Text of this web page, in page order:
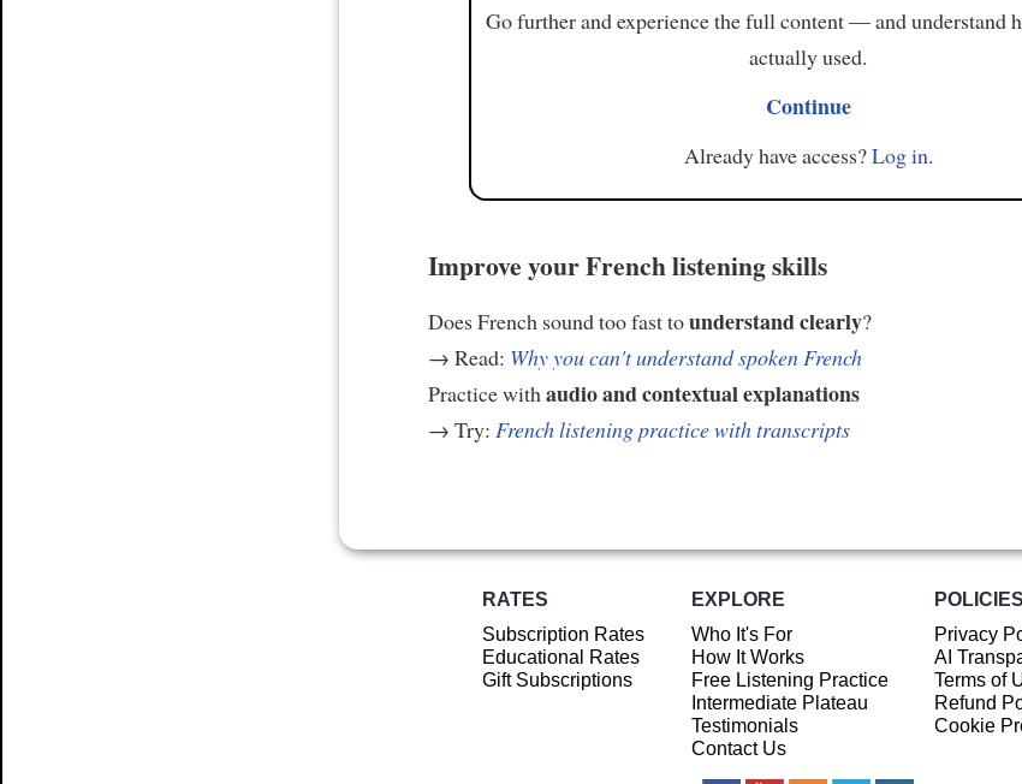
Go further and experience the full content — and understand
actually used.
Continue
Already have access?Log in.
Improve your French listening skills
Does French sound too fast tounderstand clearly?
→ Read: Why you can't understand spoken French
Practice withaudio and contextual explanations
→ Try: French listening practice with transcripts
RATES
Subscription Rates
Educational Rates
Gift Subscriptions
EXPLORE
Who It's For
How It Works
Free Listening Practice
Intermediate Plateau
Testimonials
Contact Us
POLICIES
Privacy
AI
Terms of
Refund
Cookie